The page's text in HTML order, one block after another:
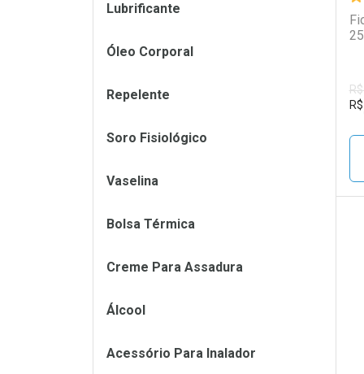
R$
Lubrificante
Óleo Corporal
Repelente
Soro Fisiológico
Vaselina
Bolsa Térmica
Creme Para Assadura
Álcool
Acessório Para Inalador